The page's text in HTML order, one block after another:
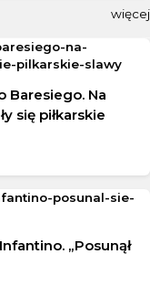
więcej
Baresiego. Na
się piłkarskie
„Posunął